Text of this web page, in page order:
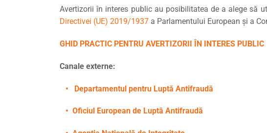
Avertizorii în interes public au posibilitatea de a alege să
Directivei (UE) 2019/1937 a Parlamentului European și a
GHID PRACTIC PENTRU AVERTIZORII ÎN INTERES PUBLIC
Canale externe:
• Departamentul pentru Luptă Antifraudă
• Oficiul European de Luptă Antifraudă